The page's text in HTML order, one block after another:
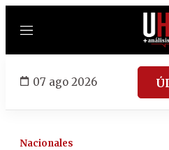
Menú
07 ago 2026
Nacionales